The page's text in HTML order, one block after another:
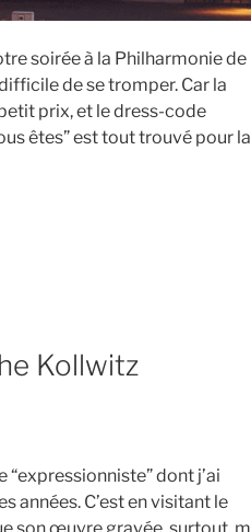
soirée à la Philharmonie de
de se tromper. Car la
prix, et le dress-code
êtes” est tout trouvé pour la
Kollwitz
“expressionniste” dont j’ai
années. C’est en visitant le